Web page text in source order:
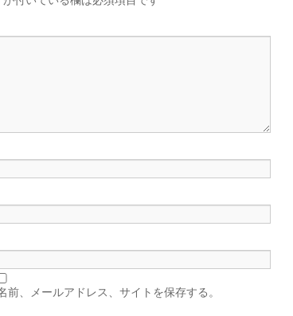
、メールアドレス、サイトを保存する。